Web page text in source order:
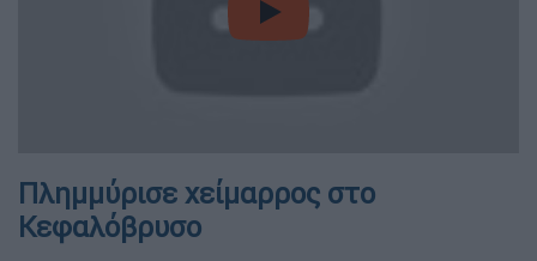
video
Πλημμύρισε χείμαρρος στο
Κεφαλόβρυσο